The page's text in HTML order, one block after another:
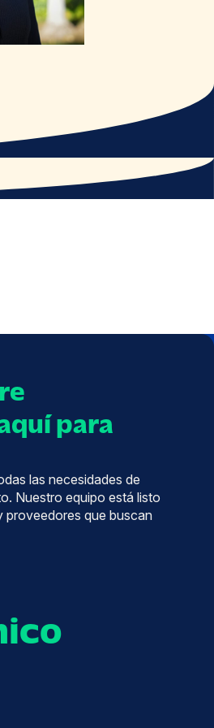
para
las necesidades de
Nuestro equipo está listo
proveedores que buscan